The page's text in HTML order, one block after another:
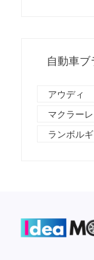
自動車
アウディ
マクラー
ランボル